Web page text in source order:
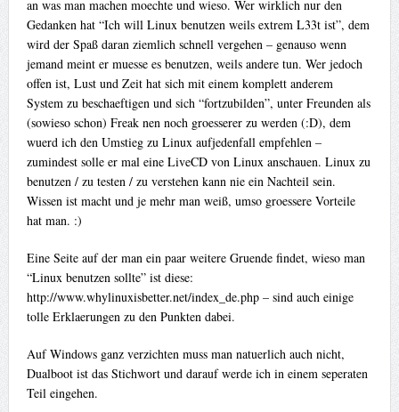
an was man machen moechte und wieso. Wer wirklich nur den
Gedanken hat “Ich will Linux benutzen weils extrem L33t ist”, dem
wird der Spaß daran ziemlich schnell vergehen – genauso wenn
jemand meint er muesse es benutzen, weils andere tun. Wer jedoch
offen ist, Lust und Zeit hat sich mit einem komplett anderem
System zu beschaeftigen und sich “fortzubilden”, unter Freunden als
(sowieso schon) Freak nen noch groesserer zu werden (:D), dem
wuerd ich den Umstieg zu Linux aufjedenfall empfehlen –
zumindest solle er mal eine LiveCD von Linux anschauen. Linux zu
benutzen / zu testen / zu verstehen kann nie ein Nachteil sein.
Wissen ist macht und je mehr man weiß, umso groessere Vorteile
hat man. :)
Eine Seite auf der man ein paar weitere Gruende findet, wieso man
“Linux benutzen sollte” ist diese:
http://www.whylinuxisbetter.net/index_de.php – sind auch einige
tolle Erklaerungen zu den Punkten dabei.
Auf Windows ganz verzichten muss man natuerlich auch nicht,
Dualboot ist das Stichwort und darauf werde ich in einem seperaten
Teil eingehen.